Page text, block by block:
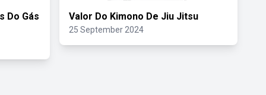
Do Gás
Valor Do Kimono De Jiu Jitsu
25 September 2024